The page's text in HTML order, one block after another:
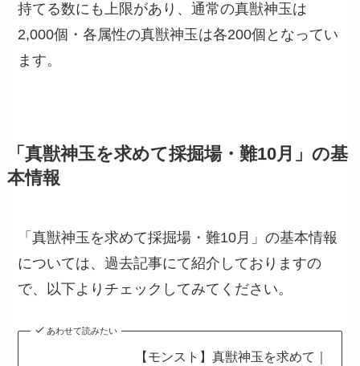
持てる数にも上限があり、通常の真獣神玉は
2,000個・各属性の真獣神玉は各200個となってい
ます。
「真獣神玉を求めて採掘場・難10月」の基
本情報
「真獣神玉を求めて採掘場・難10月」の基本情報
については、過去記事にて紹介しておりますの
で、以下よりチェックしてみてください。
あわせて読みたい
【モンスト】真獣神玉を求めて｜